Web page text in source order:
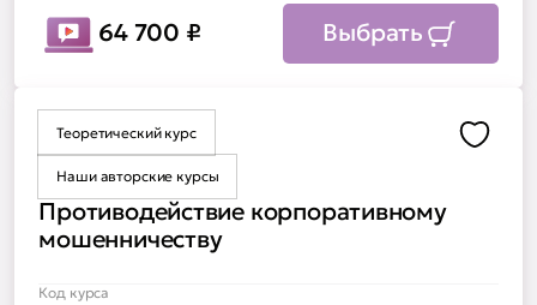
64 700 ₽ Выбрать
Теоретический курс
Наши авторские курсы
Противодействие корпоративному
мошенничеству
Код курса